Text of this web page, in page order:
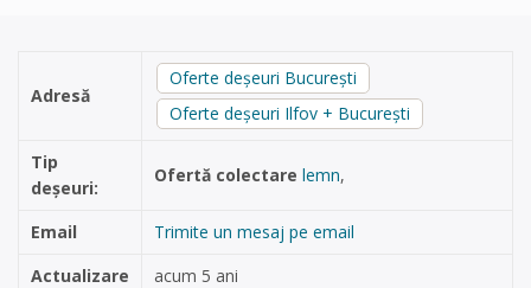
Adresă
Oferte deșeuri București
Oferte deșeuri Ilfov + București
Tip
deșeuri:
Ofertă colectare lemn,
Email
Trimite un mesaj pe email
Actualizare
acum 5 ani